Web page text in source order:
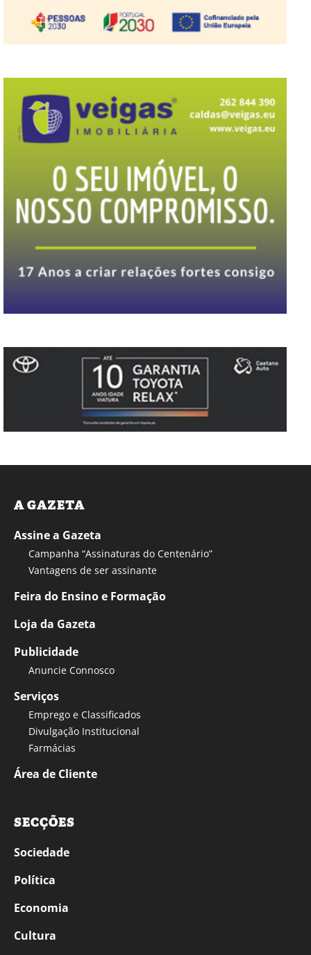
A GAZETA
Assine a Gazeta
Campanha “Assinaturas do Centenário”
Vantagens de ser assinante
Feira do Ensino e Formação
Loja da Gazeta
Publicidade
Anuncie Connosco
Serviços
Emprego e Classificados
Divulgação Institucional
Farmácias
Área de Cliente
SECÇÕES
Sociedade
Política
Economia
Cultura